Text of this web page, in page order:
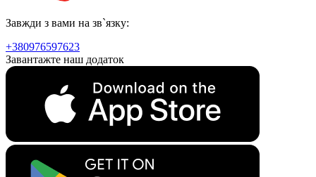
Завжди з вами на зв`язку:
+380976597623
Завантажте наш додаток